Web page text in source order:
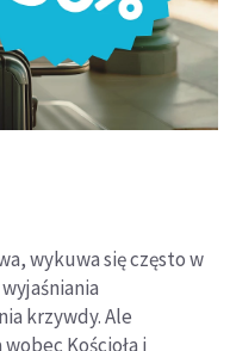
wykuwa się często w
krzywdy. Ale
Kościoła i